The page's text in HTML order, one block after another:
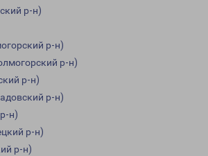
р-н)
р-н)
р-н)
р-н)
р-н)
н)
р-н)
р-н)